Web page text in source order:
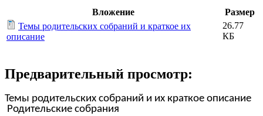
Вложение
Размер
Темы родительских собраний и краткое их
описание
26.77
КБ
Предварительный просмотр:
Темы родительских собраний и их краткое описание
Родительские собрания